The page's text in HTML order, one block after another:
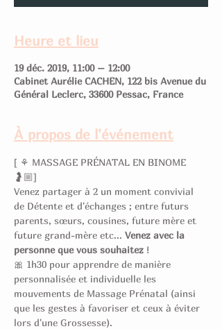
Heure et lieu
19 déc. 2019, 11:00 – 12:00
Cabinet Aurélie CACHEN, 122 bis Avenue du
Général Leclerc, 33600 Pessac, France
À propos de l'événement
[ ⚘ MASSAGE PRÉNATAL EN BINOME
🤰🏼]
Venez partager à 2 un moment convivial
de Détente et d'échanges ; entre futurs
parents, sœurs, cousines, future mère et
future grand-mère etc... Venez avec la
personne que vous souhaitez !
🎀 1h30 pour apprendre de manière
personnalisée et individuelle les
mouvements de Massage Prénatal (ainsi
que les gestes à favoriser et ceux à éviter
lors d'une Grossesse).